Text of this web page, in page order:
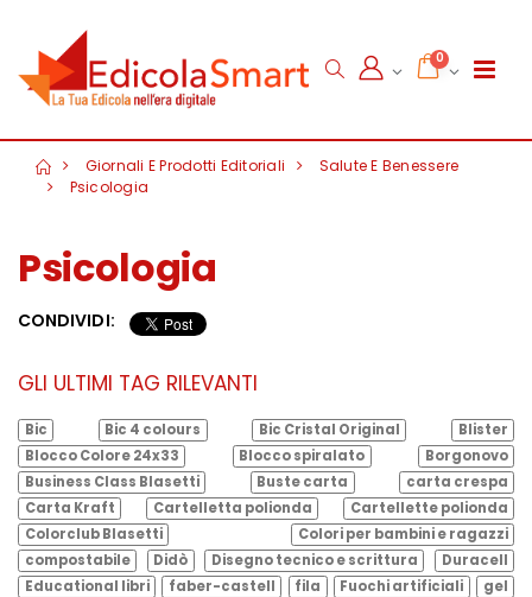
0
Giornali E Prodotti Editoriali
Salute E Benessere
Psicologia
Psicologia
CONDIVIDI:
GLI ULTIMI TAG RILEVANTI
Bic Bic 4 colours Bic Cristal Original
Blister
Blocco Colore 24x33
Blocco spiralato
Borgonovo
Business Class Blasetti
Buste carta
carta crespa
Carta Kraft
Cartelletta polionda
Cartellette polionda
Colorclub Blasetti
Colori per bambini e ragazzi
compostabile
Didò Disegno tecnico e scrittura
Duracell
Educational libri
faber-castell fila Fuochi artificiali
gel